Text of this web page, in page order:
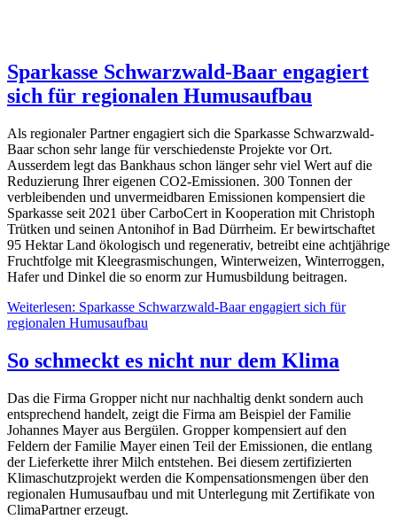
Sparkasse Schwarzwald-Baar engagiert
sich für regionalen Humusaufbau
Als regionaler Partner engagiert sich die Sparkasse Schwarzwald-
Baar schon sehr lange für verschiedenste Projekte vor Ort.
Ausserdem legt das Bankhaus schon länger sehr viel Wert auf die
Reduzierung Ihrer eigenen CO2-Emissionen. 300 Tonnen der
verbleibenden und unvermeidbaren Emissionen kompensiert die
Sparkasse seit 2021 über CarboCert in Kooperation mit Christoph
Trütken und seinen Antonihof in Bad Dürrheim. Er bewirtschaftet
95 Hektar Land ökologisch und regenerativ, betreibt eine achtjährige
Fruchtfolge mit Kleegrasmischungen, Winterweizen, Winterroggen,
Hafer und Dinkel die so enorm zur Humusbildung beitragen.
Weiterlesen: Sparkasse Schwarzwald-Baar engagiert sich für
regionalen Humusaufbau
So schmeckt es nicht nur dem Klima
Das die Firma Gropper nicht nur nachhaltig denkt sondern auch
entsprechend handelt, zeigt die Firma am Beispiel der Familie
Johannes Mayer aus Bergülen. Gropper kompensiert auf den
Feldern der Familie Mayer einen Teil der Emissionen, die entlang
der Lieferkette ihrer Milch entstehen. Bei diesem zertifizierten
Klimaschutzprojekt werden die Kompensationsmengen über den
regionalen Humusaufbau und mit Unterlegung mit Zertifikate von
ClimaPartner erzeugt.